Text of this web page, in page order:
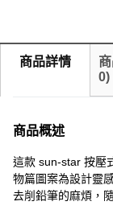
商品詳情
0)
商品概述
這款 sun-star 按壓
物篇圖案為設計靈
去削鉛筆的麻煩，